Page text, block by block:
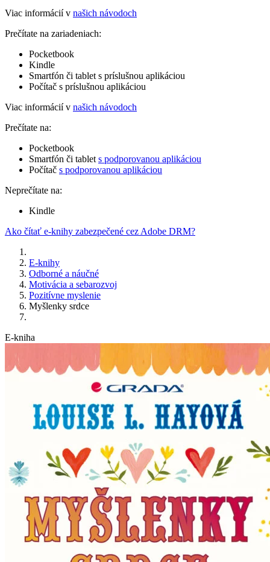
Viac informácií v našich návodoch
Prečítate na zariadeniach:
Pocketbook
Kindle
Smartfón či tablet s príslušnou aplikáciou
Počítač s príslušnou aplikáciou
Viac informácií v našich návodoch
Prečítate na:
Pocketbook
Smartfón či tablet s podporovanou aplikáciou
Počítač s podporovanou aplikáciou
Neprečítate na:
Kindle
Ako čítať e-knihy zabezpečené cez Adobe DRM?
E-knihy
Odborné a náučné
Motivácia a sebarozvoj
Pozitívne myslenie
Myšlenky srdce
E-kniha